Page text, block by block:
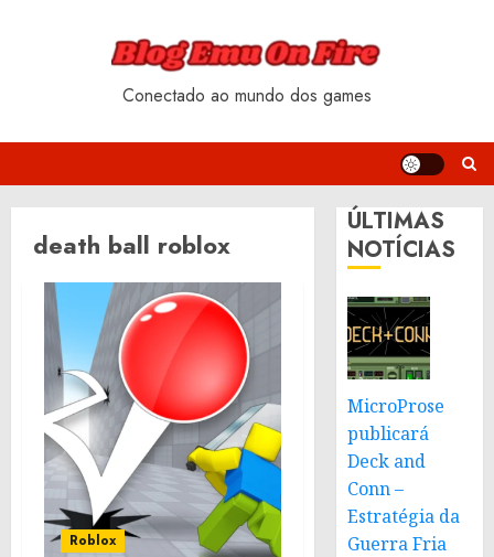
Conectado ao mundo dos games
death ball roblox
Roblox
ÚLTIMAS
NOTÍCIAS
MicroProse
publicará
Deck and
Conn –
Estratégia da
Guerra Fria